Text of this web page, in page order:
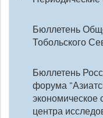
Бюллетень
Тобольского
Бюллетень
форума
экономическое
центра